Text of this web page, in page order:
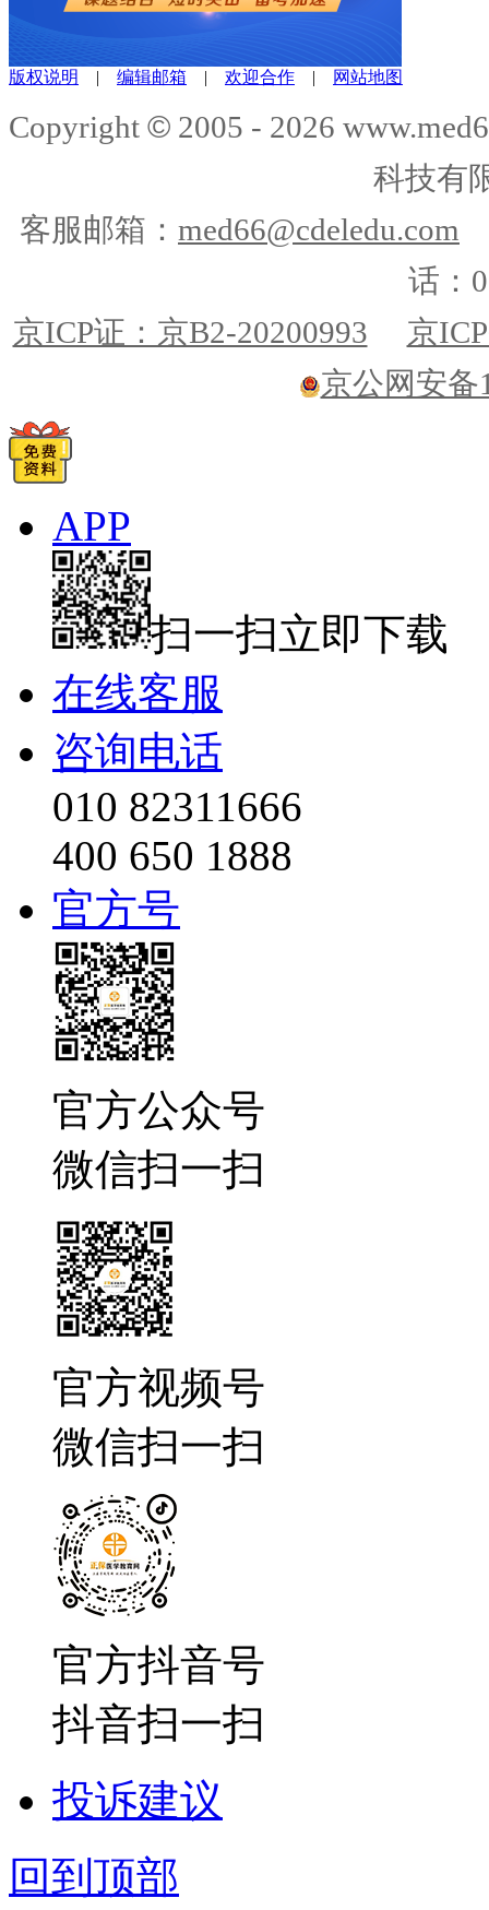
版权说明 | 编辑邮箱 | 欢迎合作 | 网站地图
Copyright © 2005 - 2026
科技有
客服邮箱： med66@cdeledu.com
话：
京ICP证：京B2-20200993
京
京公网安备
APP
扫一扫立即下载
在线客服
咨询电话
010 82311666
400 650 1888
官方号
官方公众号
微信扫一扫
官方视频号
微信扫一扫
官方抖音号
抖音扫一扫
投诉建议
回到顶部